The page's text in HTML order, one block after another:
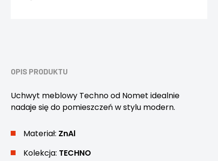
OPIS PRODUKTU
Uchwyt meblowy Techno od Nomet idealnie
nadaje się do pomieszczeń w stylu modern.
Materiał: ZnAl
Kolekcja: TECHNO